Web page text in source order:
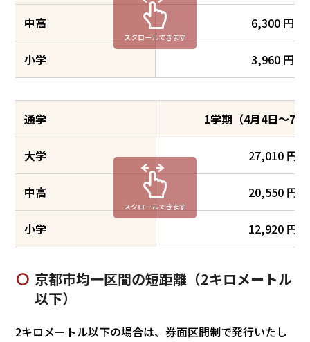
中高 6,300 円
小学 3,960 円
スクロールできます
通学 1学期（4月4日～7
大学 27,010 円
中高 20,550 円
小学 12,920 円
スクロールできます
京都市均一区間の短距離（2キロメートル
以下）
2キロメートル以下の場合は、券面区間制で発行いたし